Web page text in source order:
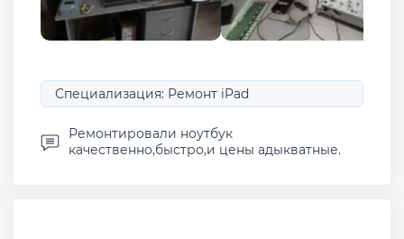
Специализация: Ремонт iPad
Ремонтировали ноутбук
качественно,быстро,и цены адыкватные.